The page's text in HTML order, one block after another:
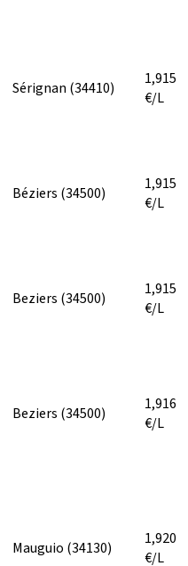
Sérignan (34410)
1,915
€/L
Béziers (34500)
1,915
€/L
Beziers (34500)
1,915
€/L
Beziers (34500)
1,916
€/L
Mauguio (34130)
1,920
€/L